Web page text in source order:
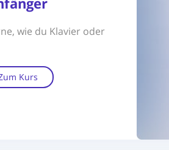
wie du Klavier oder
Kurs